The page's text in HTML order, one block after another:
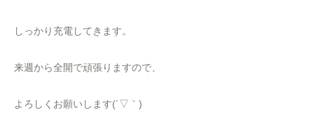
しっかり充電してきます。
来週から全開で頑張りますので、
よろしくお願いします(´▽｀)